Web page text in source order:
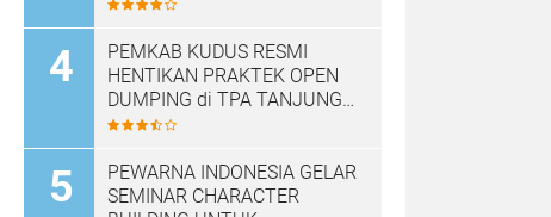
PEMKAB KUDUS RESMI
HENTIKAN PRAKTEK OPEN
DUMPING di TPA TANJUNG
REJO, KEC.JEKULO
SISTEM PENGELOLAAN
SAMPAH BARU
PEWARNA INDONESIA GELAR
SEMINAR CHARACTER